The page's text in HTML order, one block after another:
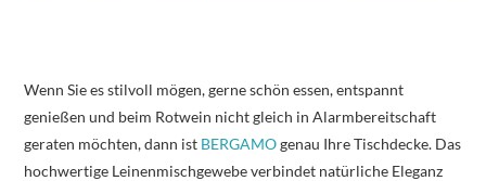
Wenn Sie es stilvoll mögen, gerne schön essen, entspannt
genießen und beim Rotwein nicht gleich in Alarmbereitschaft
geraten möchten, dann ist BERGAMOgenau Ihre Tischdecke. Das
hochwertige Leinenmischgewebe verbindet natürliche Eleganz